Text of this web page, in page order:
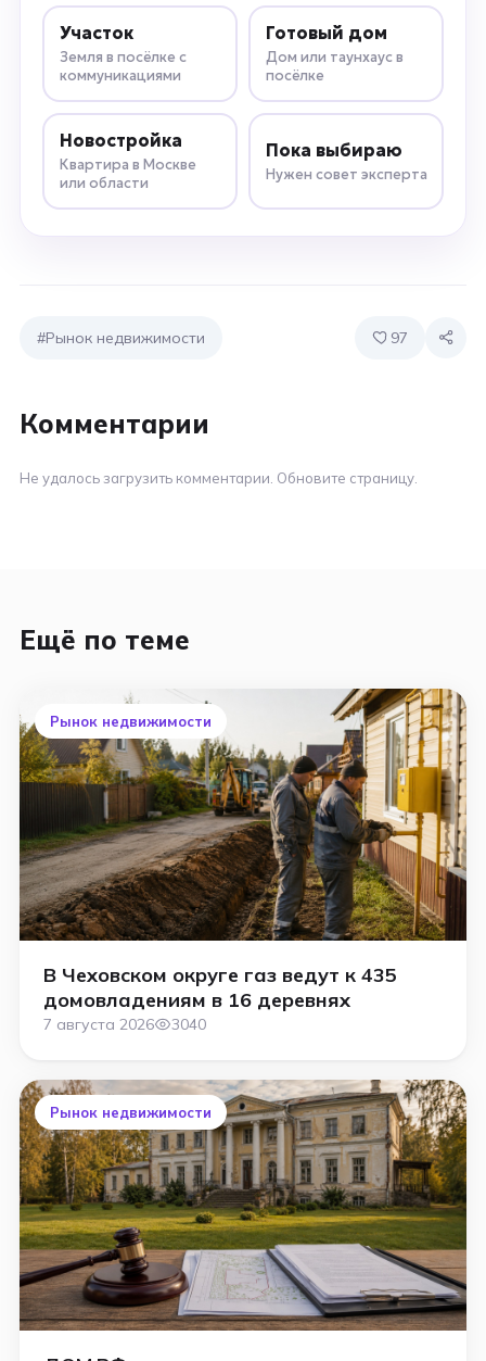
Участок
Земля в посёлке с
коммуникациями
Готовый дом
Дом или таунхаус в
посёлке
Новостройка
Квартира в Москве
или области
Пока выбираю
Нужен совет эксперта
#Рынок недвижимости 97
Комментарии
Не удалось загрузить комментарии. Обновите страницу.
Ещё по теме
Рынок недвижимости
В Чеховском округе газ ведут к 435
домовладениям в 16 деревнях
7 августа 2026 3040
Рынок недвижимости